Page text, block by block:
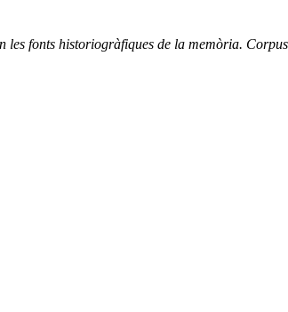
les fonts historiogràfiques de la memòria.